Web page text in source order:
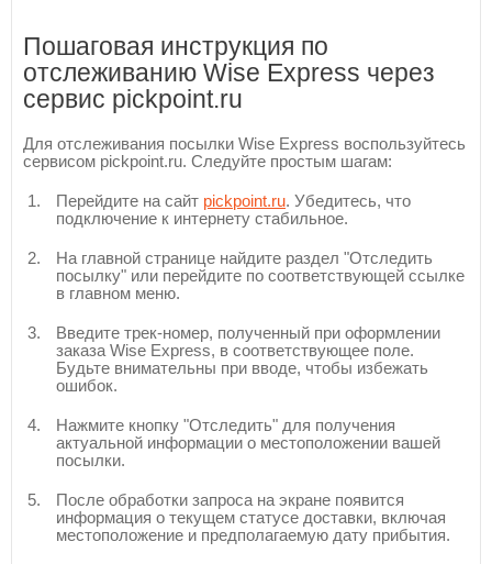
Пошаговая инструкция по
отслеживанию Wise Express через
сервис pickpoint.ru
Для отслеживания посылки Wise Express воспользуйтесь
сервисом pickpoint.ru. Следуйте простым шагам:
Перейдите на сайт pickpoint.ru. Убедитесь, что
подключение к интернету стабильное.
На главной странице найдите раздел "Отследить
посылку" или перейдите по соответствующей ссылке
в главном меню.
Введите трек-номер, полученный при оформлении
заказа Wise Express, в соответствующее поле.
Будьте внимательны при вводе, чтобы избежать
ошибок.
Нажмите кнопку "Отследить" для получения
актуальной информации о местоположении вашей
посылки.
После обработки запроса на экране появится
информация о текущем статусе доставки, включая
местоположение и предполагаемую дату прибытия.